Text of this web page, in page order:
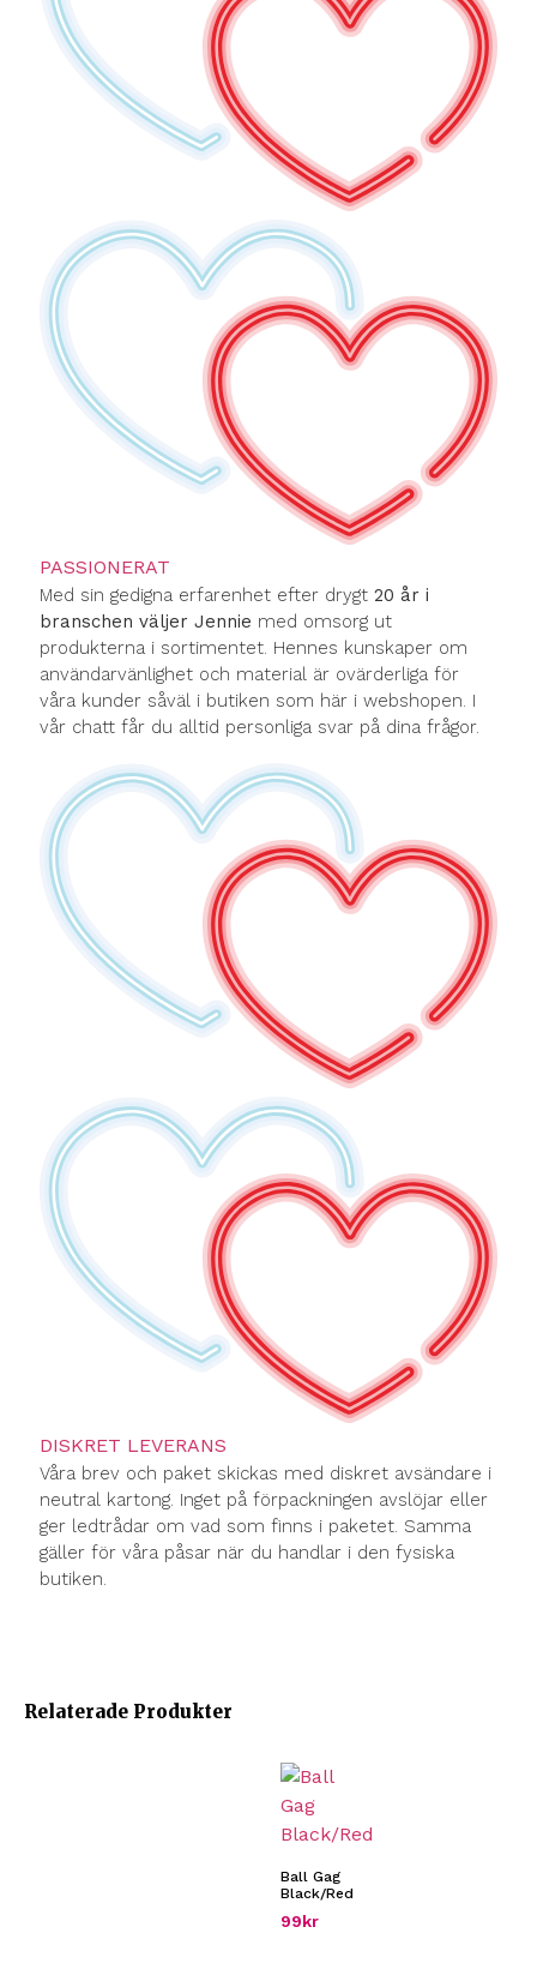
PASSIONERAT
Med sin gedigna erfarenhet efter drygt 20 år i
branschen väljer Jennie med omsorg ut
produkterna i sortimentet. Hennes kunskaper om
användarvänlighet och material är ovärderliga för
våra kunder såväl i butiken som här i webshopen. I
vår chatt får du alltid personliga svar på dina frågor.
DISKRET LEVERANS
Våra brev och paket skickas med diskret avsändare i
neutral kartong. Inget på förpackningen avslöjar eller
ger ledtrådar om vad som finns i paketet. Samma
gäller för våra påsar när du handlar i den fysiska
butiken.
Relaterade Produkter
Ball Gag
Black/Red
99kr